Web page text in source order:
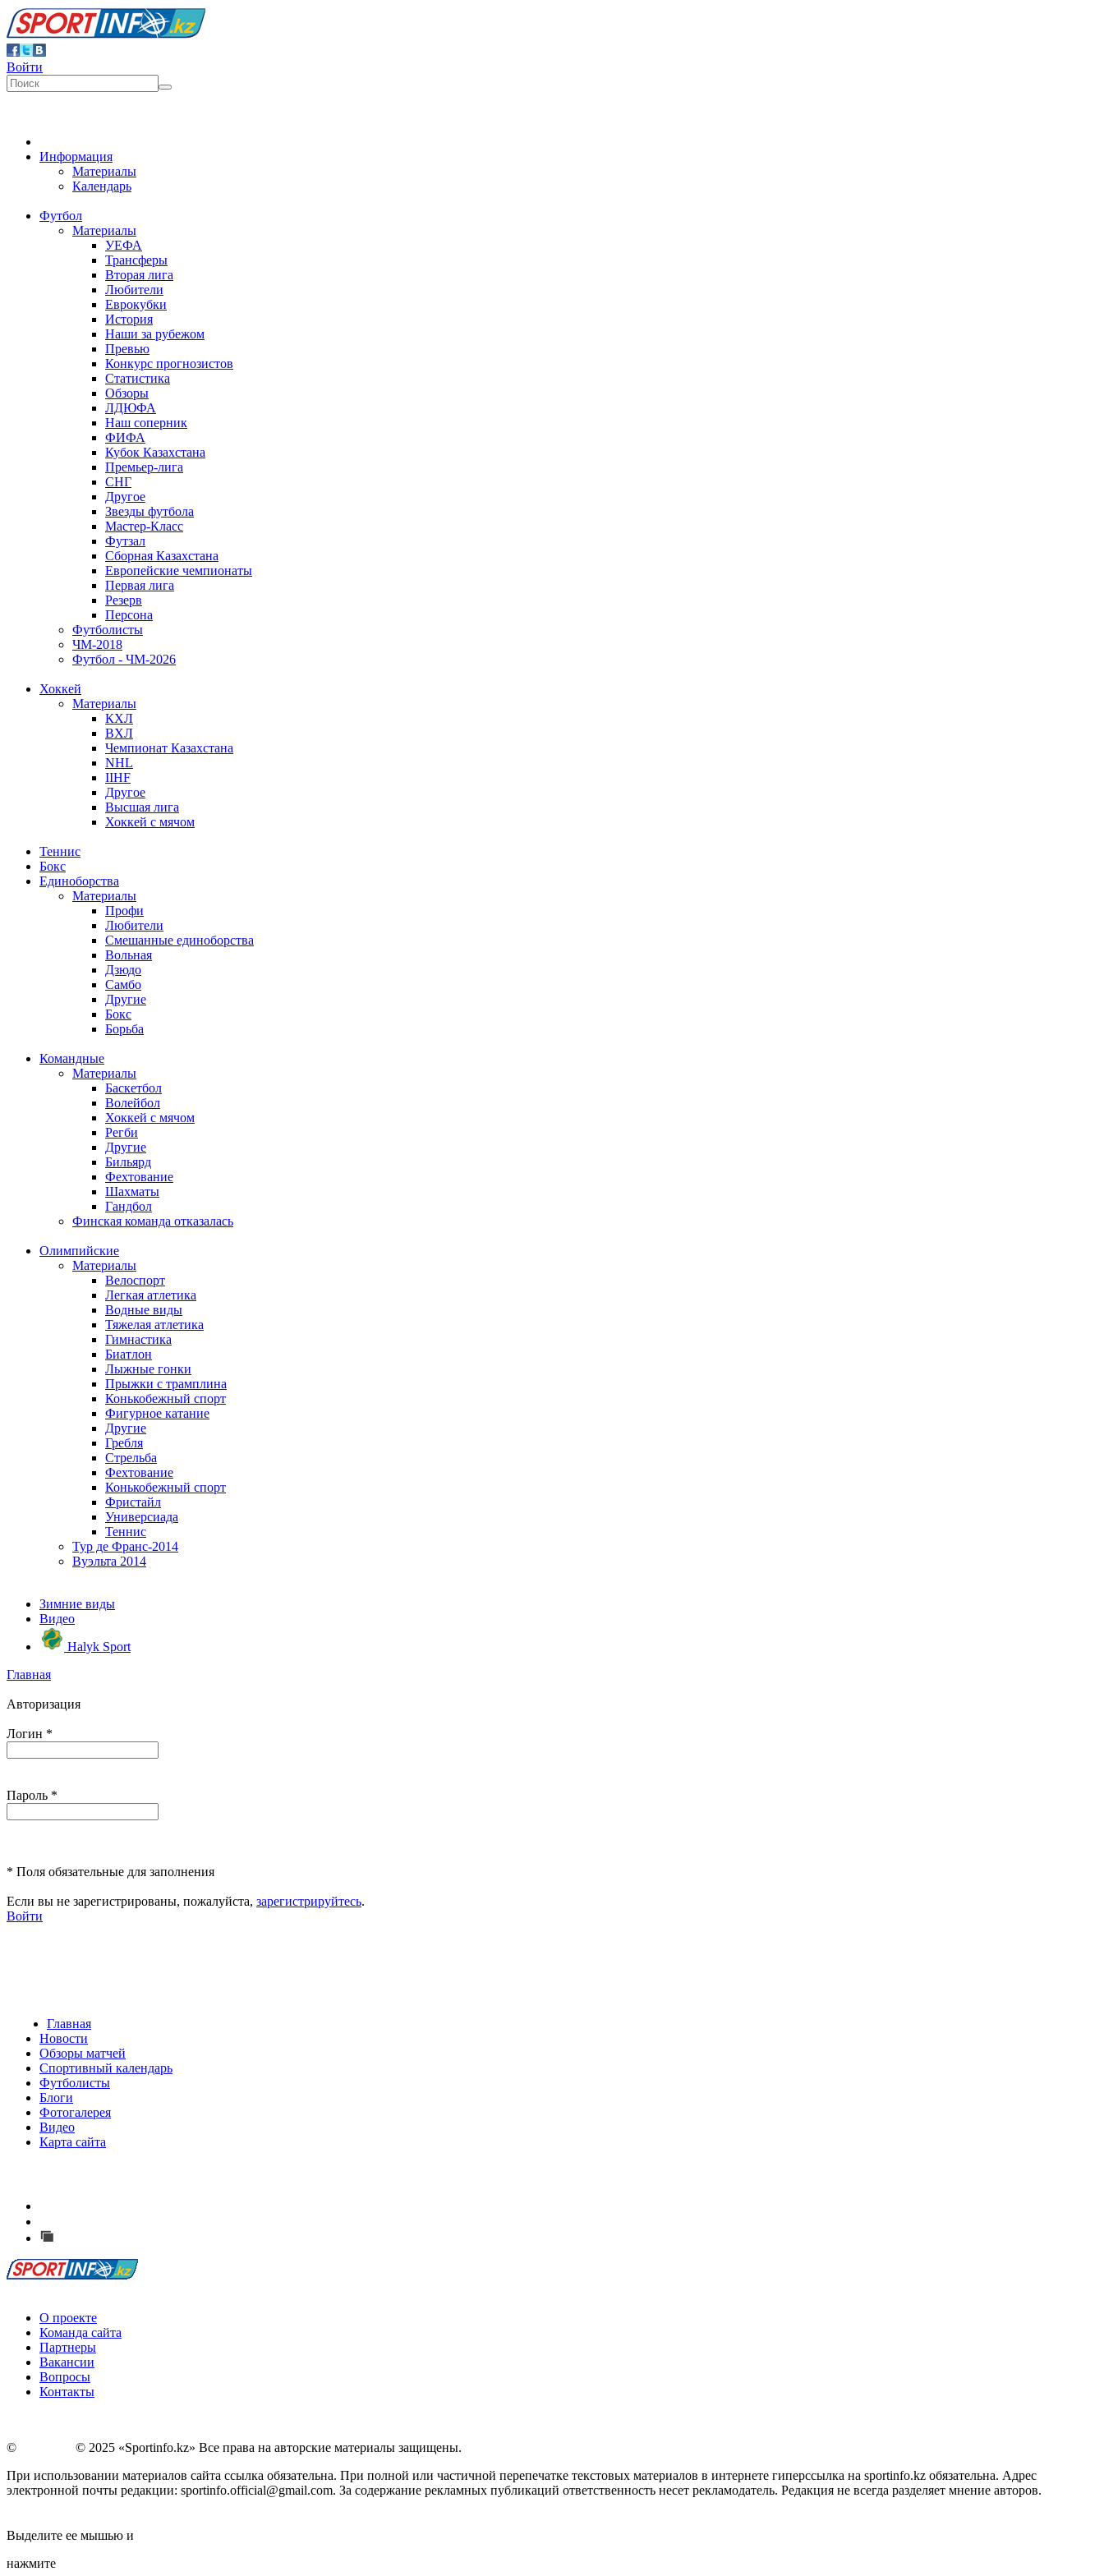
Войти
Информация
Материалы
Календарь
Футбол
Материалы
УЕФА
Трансферы
Вторая лига
Любители
Еврокубки
История
Наши за рубежом
Превью
Конкурс прогнозистов
Статистика
Обзоры
ЛДЮФА
Наш соперник
ФИФА
Кубок Казахстана
Премьер-лига
СНГ
Другое
Звезды футбола
Мастер-Класс
Футзал
Сборная Казахстана
Европейские чемпионаты
Первая лига
Резерв
Персона
Футболисты
ЧМ-2018
Футбол - ЧМ-2026
Хоккей
Материалы
КХЛ
ВХЛ
Чемпионат Казахстана
NHL
IIHF
Другое
Высшая лига
Хоккей с мячом
Теннис
Бокс
Единоборства
Материалы
Профи
Любители
Смешанные единоборства
Вольная
Дзюдо
Самбо
Другие
Бокс
Борьба
Командные
Материалы
Баскетбол
Волейбол
Хоккей с мячом
Регби
Другие
Бильярд
Фехтование
Шахматы
Гандбол
Финская команда отказалась
Олимпийские
Материалы
Велоспорт
Легкая атлетика
Водные виды
Тяжелая атлетика
Гимнастика
Биатлон
Лыжные гонки
Прыжки с трамплина
Конькобежный спорт
Фигурное катание
Другие
Гребля
Стрельба
Фехтование
Конькобежный спорт
Фристайл
Универсиада
Теннис
Тур де Франс-2014
Вуэльта 2014
Зимние виды
Видео
Halyk Sport
Главная
Авторизация
Логин *
Пароль *
* Поля обязательные для заполнения
Если вы не зарегистрированы, пожалуйста, зарегистрируйтесь.
Войти
Главная
Новости
Обзоры матчей
Спортивный календарь
Футболисты
Блоги
Фотогалерея
Видео
Карта сайта
О проекте
Команда сайта
Партнеры
Вакансии
Вопросы
Контакты
©
© 2025 «Sportinfo.kz» Все права на авторские материалы защищены.
При использовании материалов сайта ссылка обязательна. При полной или частичной перепечатке текстовых материалов в интернете гиперссылка на sportinfo.kz обязательна. Адрес
электронной почты редакции: sportinfo.official@gmail.com. За содержание рекламных публикаций ответственность несет рекламодатель. Редакция не всегда разделяет мнение авторов.
Выделите ее мышью и
нажмите